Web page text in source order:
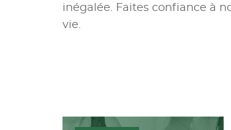
inégalée. Faites confiance à
vie.